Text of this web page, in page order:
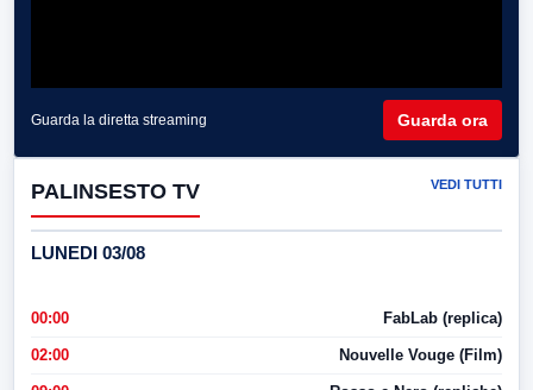
Guarda la diretta streaming Guarda ora
PALINSESTO TV VEDI TUTTI
LUNEDI 03/08
00:00 FabLab (replica)
02:00 Nouvelle Vouge (Film)